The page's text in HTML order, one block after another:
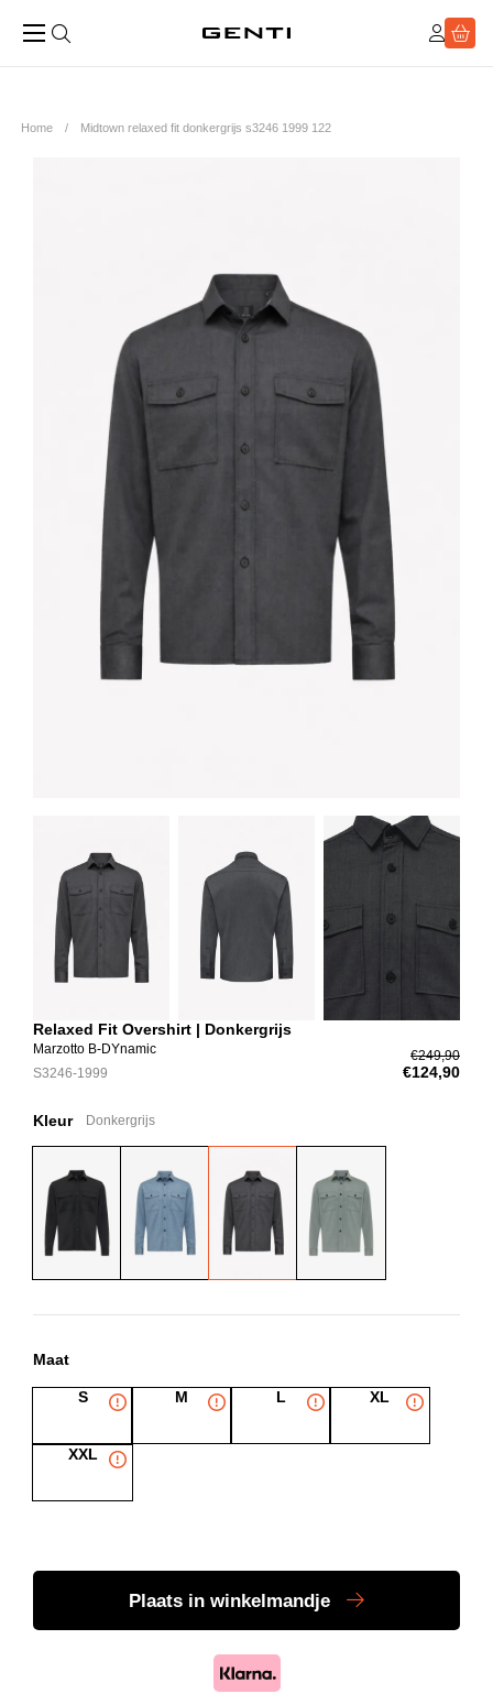
Home Midtown relaxed fit donkergrijs s3246 1999 122
Relaxed Fit Overshirt | Donkergrijs
Marzotto B-DYnamic
S3246-1999
€249,90
€124,90
Kleur Donkergrijs
Maat
S M L XL
XXL
Plaats in winkelmandje